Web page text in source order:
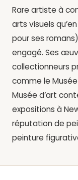
Rare artiste à
arts visuels
pour ses
engagé. Ses
collectionneurs
comme le
Musée d’art
expositions à
réputation de
peinture